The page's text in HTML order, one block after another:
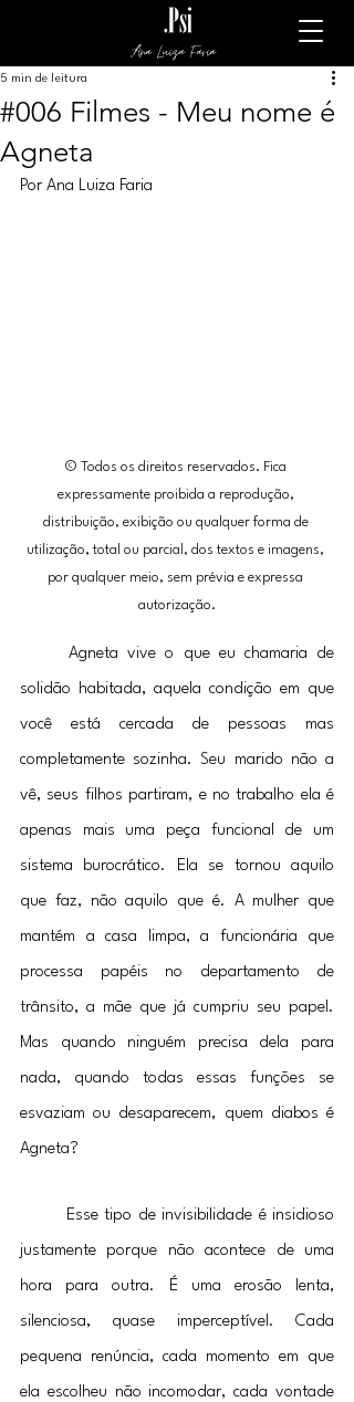
Ana Luiza Faria
#006 Filmes - Meu nome é
Agneta
5 min de leitura
Por Ana Luiza Faria
© Todos os direitos reservados. Fica
expressamente proibida a reprodução,
distribuição, exibição ou qualquer forma de
utilização, total ou parcial, dos textos e imagens,
por qualquer meio, sem prévia e expressa
autorização.
	Agneta vive o que eu chamaria de
solidão habitada, aquela condição em que
você está cercada de pessoas mas
completamente sozinha. Seu marido não a
vê, seus filhos partiram, e no trabalho ela é
apenas mais uma peça funcional de um
sistema burocrático. Ela se tornou aquilo
que faz, não aquilo que é. A mulher que
mantém a casa limpa, a funcionária que
processa papéis no departamento de
trânsito, a mãe que já cumpriu seu papel.
Mas quando ninguém precisa dela para
nada, quando todas essas funções se
esvaziam ou desaparecem, quem diabos é
Agneta?
justamente porque não acontece de uma
hora para outra. É uma erosão lenta,
silenciosa, quase imperceptível. Cada
pequena renúncia, cada momento em que
ela escolheu não incomodar, cada vontade